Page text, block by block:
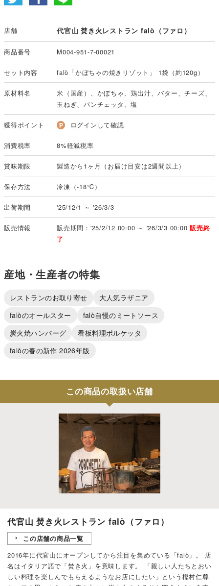
店舗 代官山 焚き火レストラン falò（ファロ）
商品番号 M004-951-7-00021
セット内容 falò「かぼちゃの焼きリゾット」 1袋（約120g）
原材料名
米（国産）、かぼちゃ、鶏出汁、バター、チーズ、
玉ねぎ、パンチェッタ、塩
獲得ポイント ログインして確認
消費税率 8%軽減税率
賞味期限 製造から1ヶ月（お届け目安は2週間以上）
保存方法 冷凍（-18℃）
出荷期間 '25/12/1 ～ '26/3/3
販売情報 販売期間：'25/2/12 00:00 ～ '26/3/3 00:00販売終
了
産地・生産者の特集
レストランのお取り寄せ
大人気ラザニア
falòのオールスター
falò自慢のミートソース
炭火焼ハンバーグ
看板料理ポルケッタ
falòの春の新作 2026年版
この商品の取扱い店舗
代官山 焚き火レストラン falò（ファロ）
この店舗の商品一覧
2016年に代官山にオープンしてから注目を集めている「falò」。 店
名はイタリア語で「焚き火」を意味します。 「親しい人たちとおい
しい料理を楽しんでもらえるようなお店にしたい」という樫村仁尊